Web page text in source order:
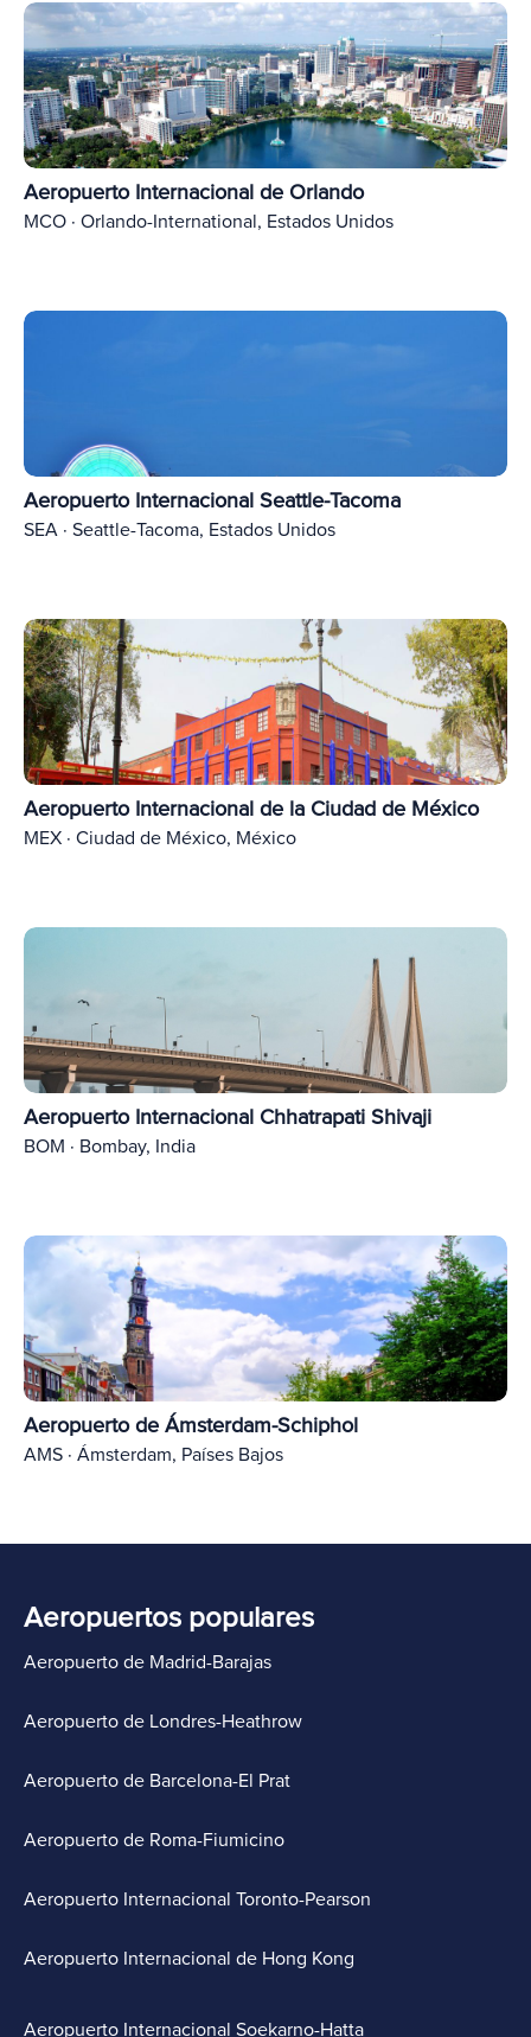
Aeropuerto Internacional de Orlando
MCO · Orlando-International, Estados Unidos
Aeropuerto Internacional Seattle-Tacoma
SEA · Seattle-Tacoma, Estados Unidos
Aeropuerto Internacional de la Ciudad de México
MEX · Ciudad de México, México
Aeropuerto Internacional Chhatrapati Shivaji
BOM · Bombay, India
Aeropuerto de Ámsterdam-Schiphol
AMS · Ámsterdam, Países Bajos
Aeropuertos populares
Aeropuerto de Madrid-Barajas
Aeropuerto de Londres-Heathrow
Aeropuerto de Barcelona-El Prat
Aeropuerto de Roma-Fiumicino
Aeropuerto Internacional Toronto-Pearson
Aeropuerto Internacional de Hong Kong
Aeropuerto Internacional Soekarno-Hatta